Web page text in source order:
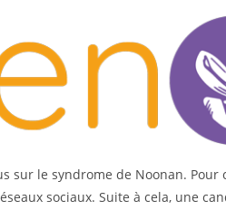
sur le syndrome de Noonan.
sociaux. Suite à cela, une